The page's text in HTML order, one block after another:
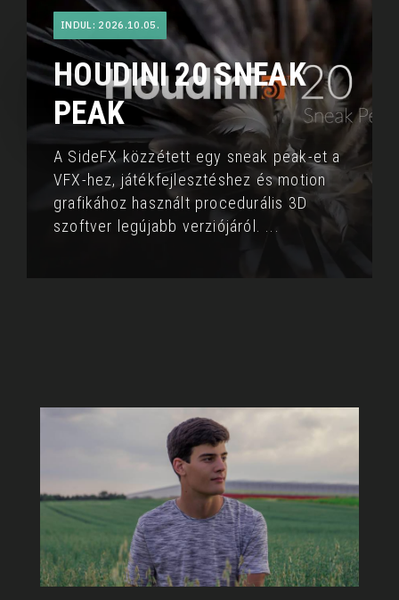
INDUL: 2026.10.05.
HOUDINI 20 SNEAK
PEAK
A SideFX közzétett egy sneak peak-et a
VFX-hez, játékfejlesztéshez és motion
grafikához használt procedurális 3D
szoftver legújabb verziójáról. ...